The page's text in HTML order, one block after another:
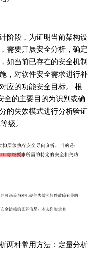
阶段，为证明当前架构设
需要开展安全分析，确定
如当前已存在的安全机制
，对软件安全需求进行补
应的功能安全目标。 根
全的主要目的为识别或确
的失效模式进行分析验证
级。
两种常用方法：定量分析